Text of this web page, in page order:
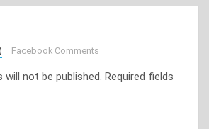
Facebook Comments
will not be published. Required fields